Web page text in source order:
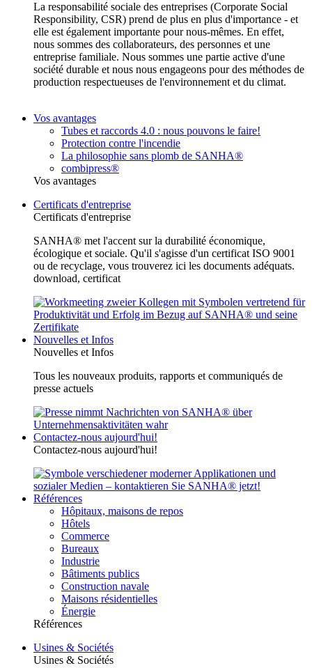
La responsabilité sociale des entreprises (Corporate Social
Responsibility, CSR) prend de plus en plus d'importance - et
elle est également importante pour nous-mêmes. En effet,
nous sommes des collaborateurs, des personnes et une
entreprise familiale. Nous sommes une partie active d'une
société durable et nous nous engageons pour des méthodes de
production respectueuses de l'environnement et du climat.
Vos avantages
Tubes et raccords 4.0 : nous pouvons le faire!
Protection contre l'incendie
La philosophie sans plomb de SANHA®
combipress®
Vos avantages
Certificats d'entreprise
Certificats d'entreprise
SANHA® met l'accent sur la durabilité économique,
écologique et sociale. Qu'il s'agisse d'un certificat ISO 9001
ou de recyclage, vous trouverez ici les documents adéquats.
download, certificat
Nouvelles et Infos
Nouvelles et Infos
Tous les nouveaux produits, rapports et communiqués de
presse actuels
Contactez-nous aujourd'hui!
Contactez-nous aujourd'hui!
Références
Hôpitaux, maisons de repos
Hôtels
Commerce
Bureaux
Industrie
Bâtiments publics
Construction navale
Maisons résidentielles
Énergie
Références
Usines & Sociétés
Usines & Sociétés